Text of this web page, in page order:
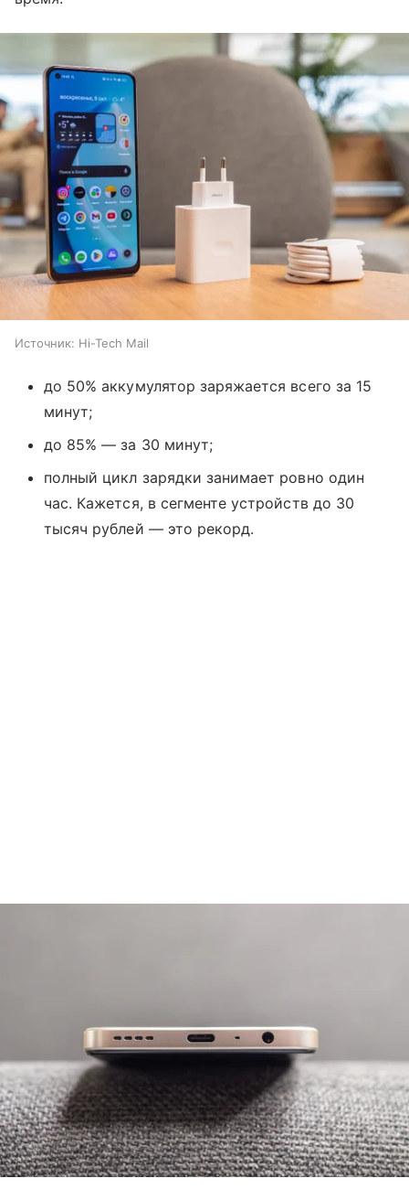
Источник: Hi-Tech Mail
до 50% аккумулятор заряжается всего за 15
минут;
до 85% — за 30 минут;
полный цикл зарядки занимает ровно один
час. Кажется, в сегменте устройств до 30
тысяч рублей — это рекорд.